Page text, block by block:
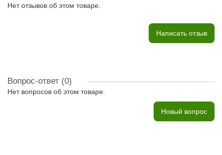
Нет отзывов об этом товаре.
Написать отзыв
Вопрос-ответ (0)
Нет вопросов об этом товаре.
Новый вопрос